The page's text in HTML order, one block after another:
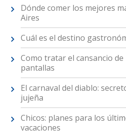
Dónde comer los mejores
Aires
Cuál es el destino
Como tratar el cansancio
pantallas
El carnaval del diablo:
jujeña
Chicos: planes para los
vacaciones